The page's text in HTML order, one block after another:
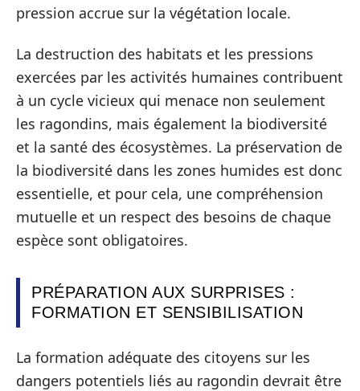
pression accrue sur la végétation locale.
La destruction des habitats et les pressions
exercées par les activités humaines contribuent
à un cycle vicieux qui menace non seulement
les ragondins, mais également la biodiversité
et la santé des écosystèmes. La préservation de
la biodiversité dans les zones humides est donc
essentielle, et pour cela, une compréhension
mutuelle et un respect des besoins de chaque
espèce sont obligatoires.
PRÉPARATION AUX SURPRISES :
FORMATION ET SENSIBILISATION
La formation adéquate des citoyens sur les
dangers potentiels liés au ragondin devrait être